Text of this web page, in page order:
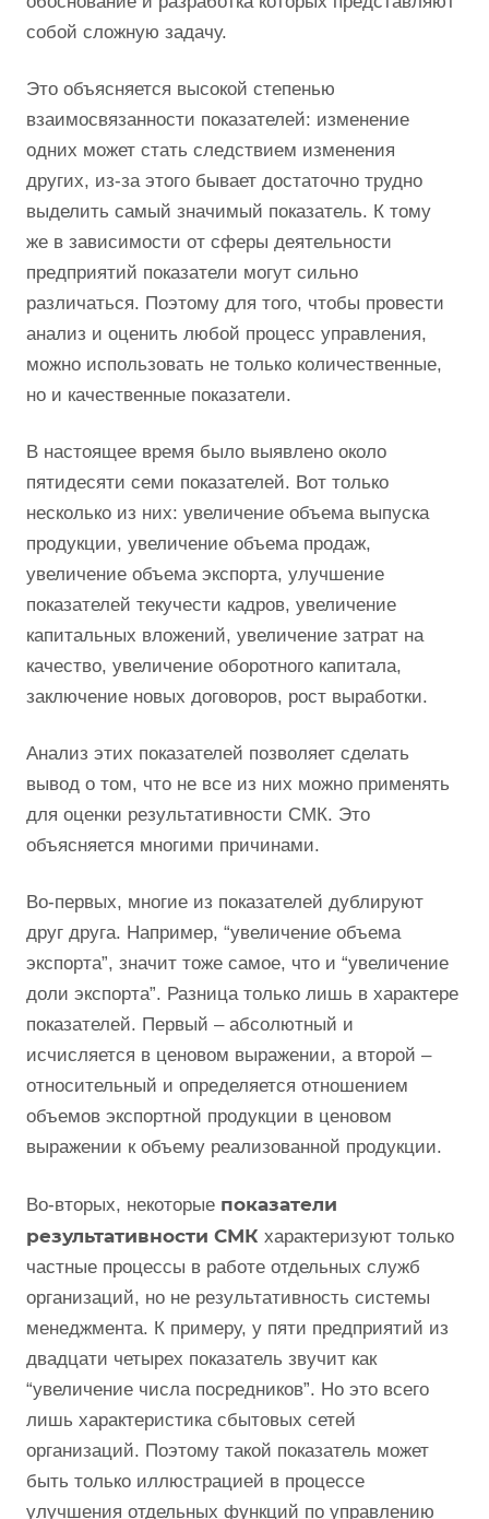
собой сложную задачу.
Это объясняется высокой степенью
взаимосвязанности показателей: изменение
одних может стать следствием изменения
других, из-за этого бывает достаточно трудно
выделить самый значимый показатель. К тому
же в зависимости от сферы деятельности
предприятий показатели могут сильно
различаться. Поэтому для того, чтобы провести
анализ и оценить любой процесс управления,
можно использовать не только количественные,
но и качественные показатели.
В настоящее время было выявлено около
пятидесяти семи показателей. Вот только
несколько из них: увеличение объема выпуска
продукции, увеличение объема продаж,
увеличение объема экспорта, улучшение
показателей текучести кадров, увеличение
капитальных вложений, увеличение затрат на
качество, увеличение оборотного капитала,
заключение новых договоров, рост выработки.
Анализ этих показателей позволяет сделать
вывод о том, что не все из них можно применять
для оценки результативности СМК. Это
объясняется многими причинами.
Во-первых, многие из показателей дублируют
друг друга. Например, “увеличение объема
экспорта”, значит тоже самое, что и “увеличение
доли экспорта”. Разница только лишь в характере
показателей. Первый – абсолютный и
исчисляется в ценовом выражении, а второй –
относительный и определяется отношением
объемов экспортной продукции в ценовом
выражении к объему реализованной продукции.
Во-вторых, некоторые показатели
результативности СМК характеризуют только
частные процессы в работе отдельных служб
организаций, но не результативность системы
менеджмента. К примеру, у пяти предприятий из
двадцати четырех показатель звучит как
“увеличение числа посредников”. Но это всего
лишь характеристика сбытовых сетей
организаций. Поэтому такой показатель может
быть только иллюстрацией в процессе
улучшения отдельных функций по управлению